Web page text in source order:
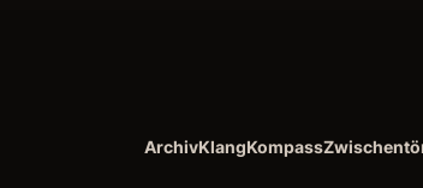
ArchivKlangKompass